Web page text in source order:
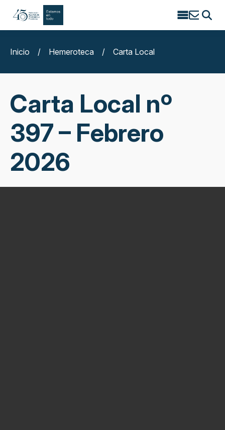
Search
Inicio
/ Hemeroteca / Carta Local
Carta Local nº
397 – Febrero
2026